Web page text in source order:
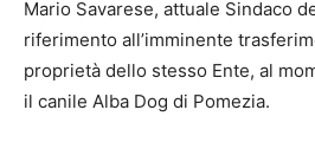
Mario Savarese, attuale Sindaco
riferimento all’imminente
proprietà dello stesso Ente, al
il canile Alba Dog di Pomezia.